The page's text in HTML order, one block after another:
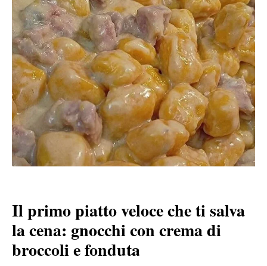
Il primo piatto veloce che ti salva
la cena: gnocchi con crema di
broccoli e fonduta